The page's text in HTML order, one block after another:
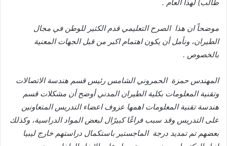
طالب)لهذا العام .
موضحاً ان هذا الصرح التعليمي قدم الكثير للوطن في مجال
الطيران، ونأمل أن يكون اهتمام اكبر من قبل الجهات المعنية
بالخصوص .
المهندس حمزة الحمروني الشامس رئيس قسم هندسة الاتصالات
وتقنية المعلومات بكلية الطيران المدني أوضح أن مشكلات قسم
هندسة تقنية المعلومات اهمها عزوف اعضاء التدريس المتعاونين
على التدريس وقد سبب فراغًا كبيرًال لبعض المواد الدراسية، وكذلك
بعضهم تم تمديد درجة الماجستير باستكمال دراستهم خارج ليبيا